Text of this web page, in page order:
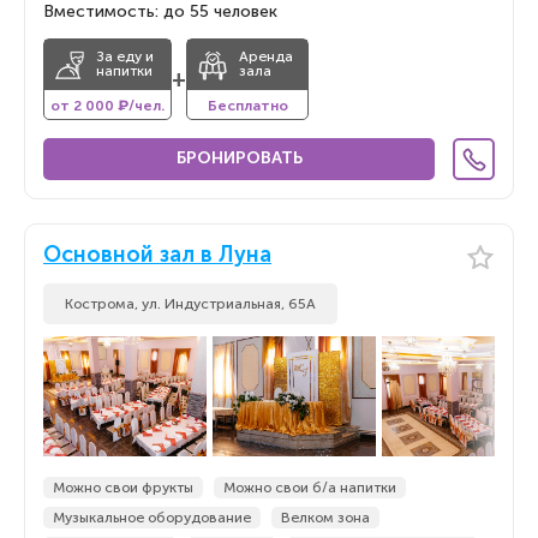
Вместимость: до 55 человек
За еду и
напитки
от 2 000 ₽/чел.
+
Аренда
зала
Бесплатно
БРОНИРОВАТЬ
Основной зал в Луна
Кострома, ул. Индустриальная, 65А
Можно свои фрукты
Можно свои б/а напитки
Музыкальное оборудование
Велком зона